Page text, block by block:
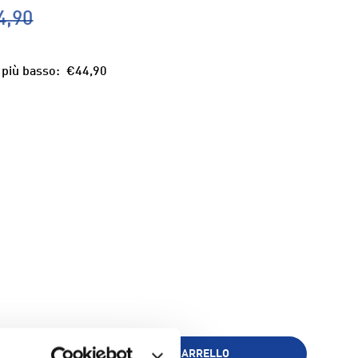
basso: €44,90
AGGIUNGI AL CARRELLO